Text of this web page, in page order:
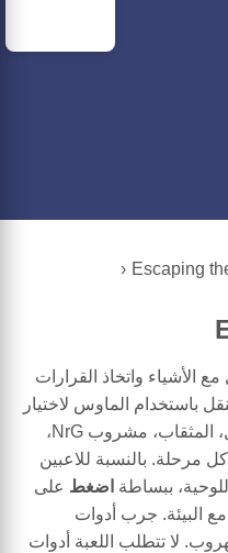
Escaping
مع الأشياء واتخاذ القرارات
باستخدام الماوس لاختيار
أدوات مثل الملف، الهاتف المحمول، المثقاب، مشروب NrG،
مرحلة. بالنسبة للاعبين
ببساطة اضغط على
مع البيئة. جرب أدوات
لا تتطلب اللعبة أدوات